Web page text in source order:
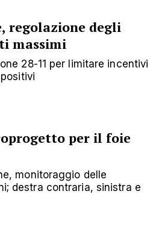
regolazione degli
massimi
28-11 per limitare incentivi
per il foie
monitoraggio delle
destra contraria, sinistra e